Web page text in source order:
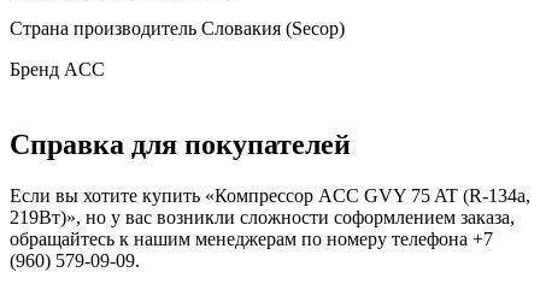
Страна производитель Словакия (Secop)
Бренд ACC
Справка для покупателей
Если вы хотите купить «Компрессор ACC GVY 75 AT (R-134a,
219Вт)», но у вас возникли сложности соформлением заказа,
обращайтесь к нашим менеджерам по номеру телефона +7
(960) 579-09-09.